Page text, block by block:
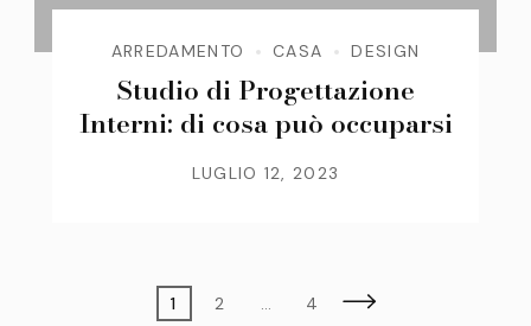
ARREDAMENTO CASA DESIGN
Studio di Progettazione
Interni: di cosa può occuparsi
LUGLIO 12, 2023
Paginazione
Page
1 Page
2 … Page
4